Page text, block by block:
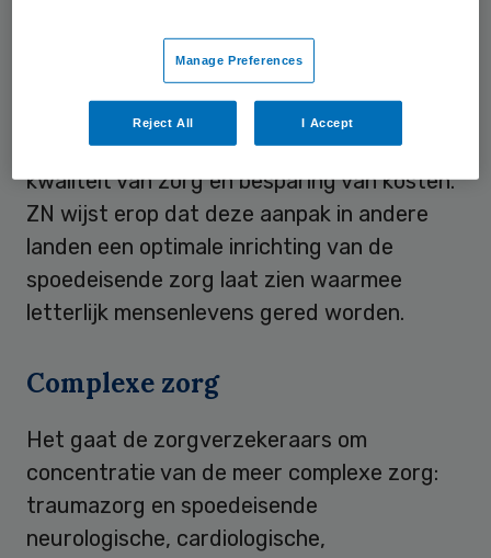
dat hij of zij de beste hulp krijgt, stelt ZN.
Bovendien kunnen dure infrastructuur en
schaars medisch personeel zo beter benut
worden. Het leidt volgens ZN tot betere
kwaliteit van zorg en besparing van kosten.
ZN wijst erop dat deze aanpak in andere
landen een optimale inrichting van de
spoedeisende zorg laat zien waarmee
letterlijk mensenlevens gered worden.
Complexe zorg
Het gaat de zorgverzekeraars om
concentratie van de meer complexe zorg:
traumazorg en spoedeisende
neurologische, cardiologische,
Manage Preferences
Reject All I Accept